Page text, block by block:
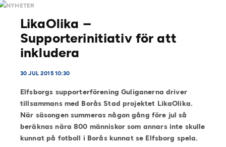
NYHETER
LikaOlika –
Supporterinitiativ för att
inkludera
30 JUL 2015 10:30
Elfsborgs supporterförening Guliganerna driver
tillsammans med Borås Stad projektet LikaOlika.
När säsongen summeras någon gång före jul så
beräknas nära 800 människor som annars inte skulle
kunnat på fotboll i Borås kunnat se Elfsborg spela.